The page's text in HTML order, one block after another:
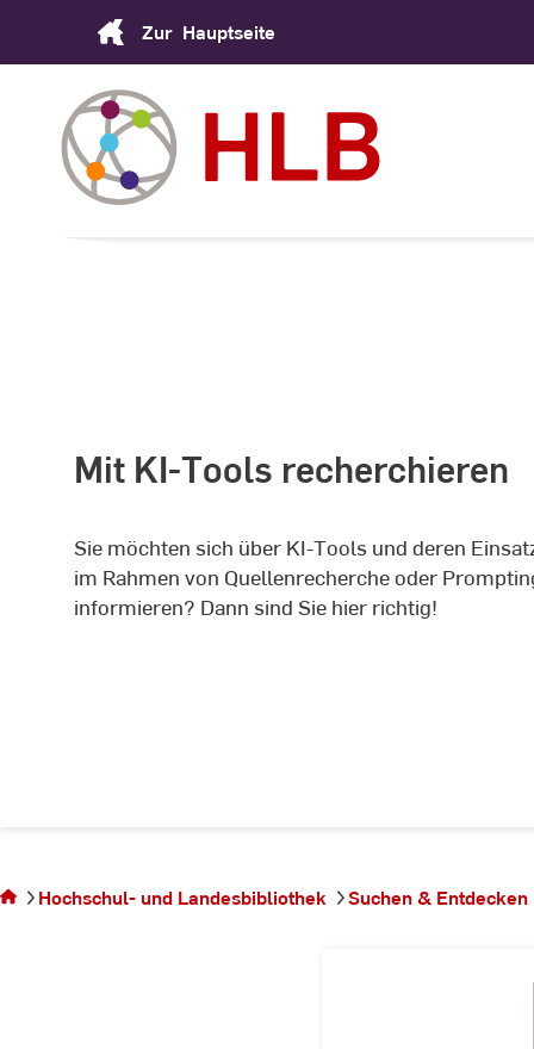
Zur Hauptseite
Mit KI-Tools recherchieren
Sie möchten sich über KI-Tools und deren
im Rahmen von Quellenrecherche oder
informieren? Dann sind Sie hier richtig!
sich auf
der
Hochschul- und Landesbibliothek Suchen & Entdecken